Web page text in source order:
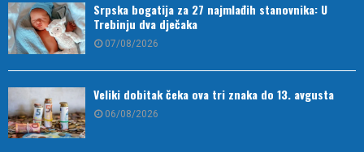
Srpska bogatija za 27 najmlađih stanovnika: U
Trebinju dva dječaka
07/08/2026
Veliki dobitak čeka ova tri znaka do 13. avgusta
06/08/2026